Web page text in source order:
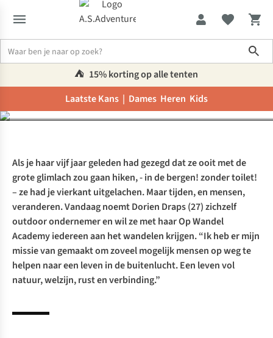
⛺️ 15% korting op alle tenten
Laatste Kans | Dames Heren Kids
Dorien wil iedereen aan
het hiken krijgen
Als je haar vijf jaar geleden had gezegd dat ze ooit met de
grote glimlach zou gaan hiken, - in de bergen! zonder toilet!
– ze had je vierkant uitgelachen. Maar tijden, en mensen,
veranderen. Vandaag noemt Dorien Draps (27) zichzelf
outdoor ondernemer en wil ze met haar Op Wandel
Academy iedereen aan het wandelen krijgen. “Ik heb er mijn
missie van gemaakt om zoveel mogelijk mensen op weg te
helpen naar een leven in de buitenlucht. Een leven vol
natuur, welzijn, rust en verbinding.”